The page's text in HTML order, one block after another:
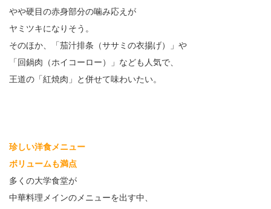
やや硬目の赤身部分の噛み応えが
ヤミツキになりそう。
そのほか、「茄汁排条（ササミの衣揚げ）」や
「回鍋肉（ホイコーロー）」なども人気で、
王道の「紅焼肉」と併せて味わいたい。
珍しい洋食メニュー
ボリュームも満点
多くの大学食堂が
中華料理メインのメニューを出す中、